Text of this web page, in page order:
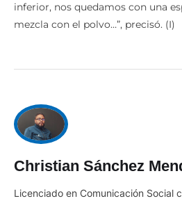
inferior, nos quedamos con una
mezcla con el polvo…”, precisó. (I)
Christian Sánchez
Licenciado en Comunicación Social